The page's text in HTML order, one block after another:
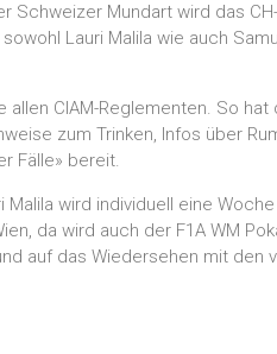
Schweizer Mundart wird das
Lauri Malila wie auch
CIAM-Reglementen. So
zum Trinken, Infos über
Fälle» bereit.
wird individuell eine
da wird auch der F1A WM
auf das Wiedersehen mit den